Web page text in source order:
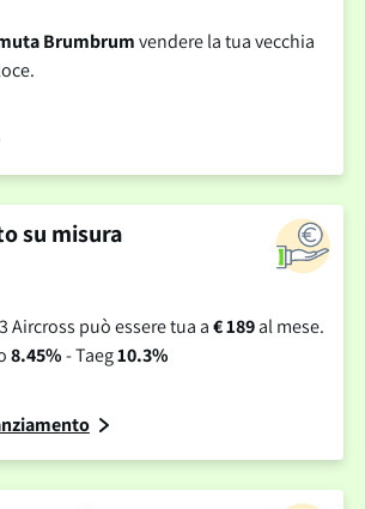
Brumbrumvendere la tua vecchia
su misura
Aircross può essere tua a€ 189al mese.
8.45%- Taeg10.3%